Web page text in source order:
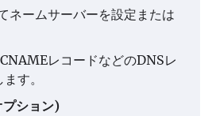
ネームサーバーを設定または
レコードなどのDNSレ
す。
プション)